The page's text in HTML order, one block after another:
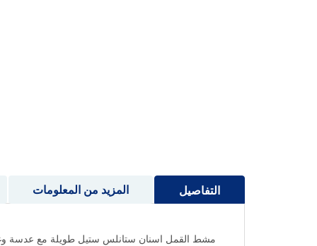
التفاصيل
مشط القمل اسنان ستانلس ستيل طويلة مع عدسة
المزيد من المعلومات